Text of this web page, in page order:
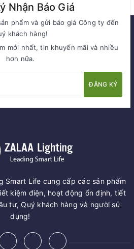
Nhận Báo Giá
phẩm và gửi báo giá Công ty đến
khách hàng!
mới nhất, tin khuyến mãi và nhiều
hơn nữa.
ĐĂNG KÝ
Smart Life cung cấp các sản phẩm
kiệm điện, hoạt động ổn định, tiết
tư, Quý khách hàng và người sử
dụng!